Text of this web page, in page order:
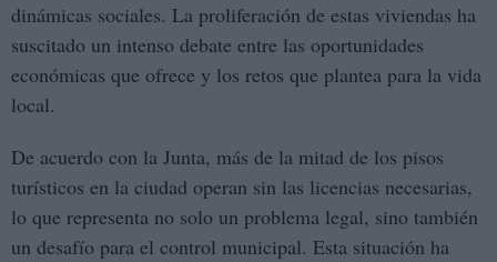
dinámicas sociales. La proliferación de estas viviendas ha
suscitado un intenso debate entre las oportunidades
económicas que ofrece y los retos que plantea para la vida
local.
De acuerdo con la Junta, más de la mitad de los pisos
turísticos en la ciudad operan sin las licencias necesarias,
lo que representa no solo un problema legal, sino también
un desafío para el control municipal. Esta situación ha